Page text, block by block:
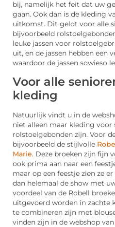
bij, namelijk het feit dat uw
gaan. Ook dan is de kleding
uitkomst. Dit geldt voor alle
bijvoorbeeld
leuke jassen voor
uit, en de jassen hebben een
waardoor de jassen sowieso
Voor alle
kleding
Natuurlijk vindt u in de
niet alleen maar kleding voor
rolstoelgebonden zijn. Voor
bijvoorbeeld de stijlvolle
Marie. Deze broeken zijn fijn
ook prima aan naar een
maar op een feestje zien ze
dan helemaal de show met
voordeel van de Robell
uitgevoerd worden in zachte
te combineren zijn met
vinden zijn in de webshop